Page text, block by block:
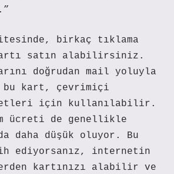
birkaç tıklama
satın alabilirsiniz.
doğrudan mail yoluyla
bu kart, çevrimiçi
için kullanılabilir.
ücreti de genellikle
daha düşük oluyor. Bu
ediyorsanız, internetin
kartınızı alabilir ve